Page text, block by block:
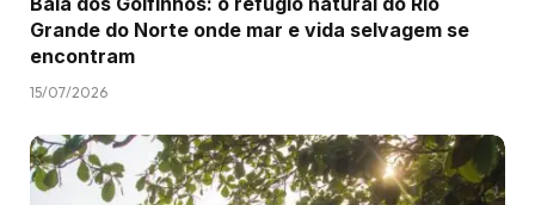
Grande do Norte onde mar e vida selvagem se
encontram
15/07/2026